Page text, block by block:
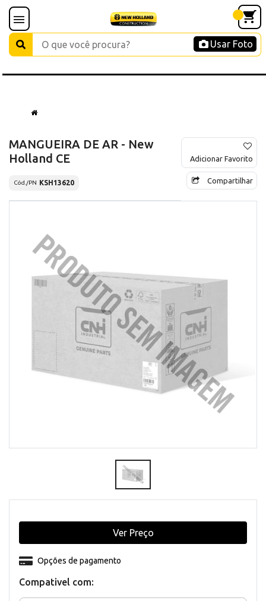
Usar Foto
MANGUEIRA DE AR - New
Holland CE
Cód./PN KSH13620
Adicionar Favorito
Compartilhar
Compativel com:
Opções de pagamento
Ver Preço